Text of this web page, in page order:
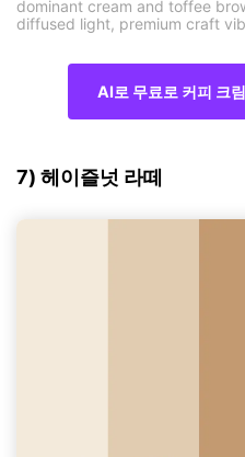
dominant cream and toffee
diffused light, premium craft
AI로 무료로 커피 크
7) 헤이즐넛 라떼